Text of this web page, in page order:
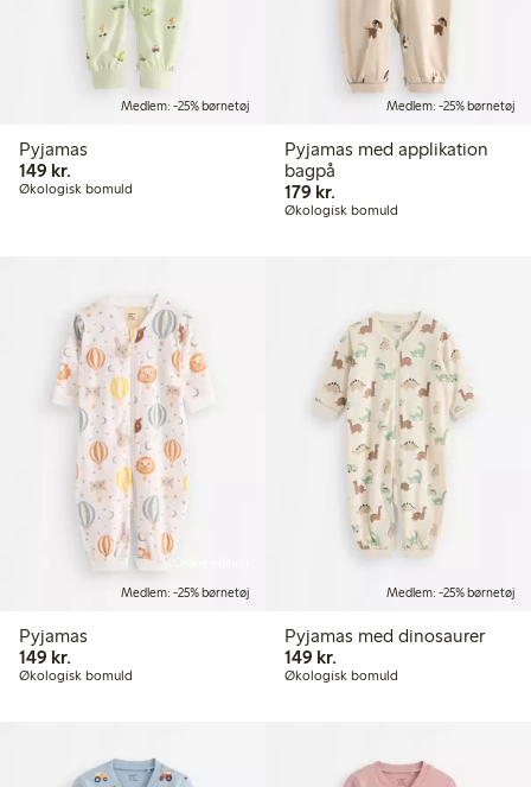
Medlem: -25% børnetøj
Pyjamas
149 kr.
Økologisk bomuld
Medlem: -25% børnetøj
Pyjamas med applikation
bagpå
179 kr.179,00 kr.
Økologisk bomuld
Medlem: -25% børnetøj
Pyjamas
149 kr.
Økologisk bomuld
Medlem: -25% børnetøj
Pyjamas med dinosaurer
149 kr.
Økologisk bomuld